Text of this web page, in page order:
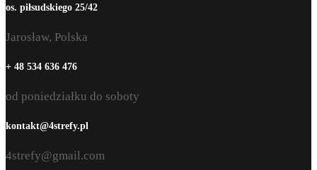
os. piłsudskiego 25/42
Jarosław, Polska
+ 48 534 636 476
od poniedziałku do soboty
kontakt@4strefy.pl
4strefy@gmail.com